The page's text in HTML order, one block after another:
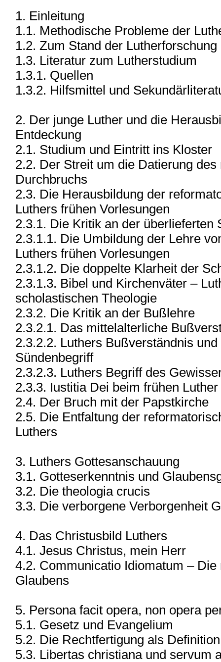
1. Einleitung
1.1. Methodische Probleme der
1.2. Zum Stand der Lutherforschung
1.3. Literatur zum Lutherstudium
1.3.1. Quellen
1.3.2. Hilfsmittel und
2. Der junge Luther und die
Entdeckung
2.1. Studium und Eintritt ins Kloster
2.2. Der Streit um die Datierung
Durchbruchs
2.3. Die Herausbildung der
Luthers frühen Vorlesungen
2.3.1. Die Kritik an der überlieferten
2.3.1.1. Die Umbildung der Lehre
Luthers frühen Vorlesungen
2.3.1.2. Die doppelte Klarheit der
2.3.1.3. Bibel und Kirchenväter –
scholastischen Theologie
2.3.2. Die Kritik an der Bußlehre
2.3.2.1. Das mittelalterliche
2.3.2.2. Luthers Bußverständnis
Sündenbegriff
2.3.2.3. Luthers Begriff des
2.3.3. Iustitia Dei beim frühen Luther
2.4. Der Bruch mit der Papstkirche
2.5. Die Entfaltung der
Luthers
3. Luthers Gottesanschauung
3.1. Gotteserkenntnis und
3.2. Die theologia crucis
3.3. Die verborgene Verborgenheit
4. Das Christusbild Luthers
4.1. Jesus Christus, mein Herr
4.2. Communicatio Idiomatum – Die
Glaubens
5. Persona facit opera, non opera
5.1. Gesetz und Evangelium
5.2. Die Rechtfertigung als
5.3. Libertas christiana und servum